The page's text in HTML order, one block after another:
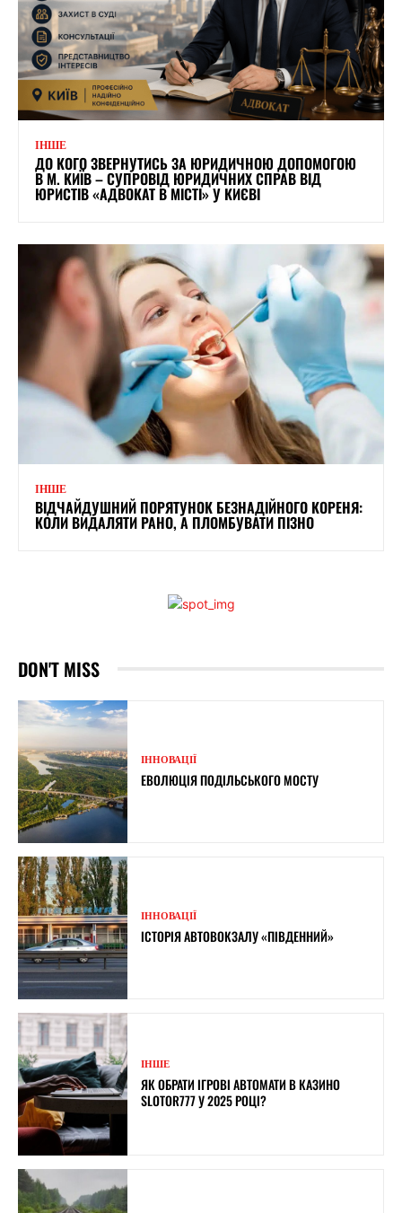
ІНШЕ
ДО КОГО ЗВЕРНУТИСЬ ЗА ЮРИДИЧНОЮ ДОПОМОГОЮ
В М. КИЇВ – СУПРОВІД ЮРИДИЧНИХ СПРАВ ВІД
ЮРИСТІВ «АДВОКАТ В МІСТІ» У КИЄВІ
ІНШЕ
ВІДЧАЙДУШНИЙ ПОРЯТУНОК БЕЗНАДІЙНОГО КОРЕНЯ:
КОЛИ ВИДАЛЯТИ РАНО, А ПЛОМБУВАТИ ПІЗНО
DON'T MISS
ІННОВАЦІЇ
ЕВОЛЮЦІЯ ПОДІЛЬСЬКОГО МОСТУ
ІННОВАЦІЇ
ІСТОРІЯ АВТОВОКЗАЛУ «ПІВДЕННИЙ»
ІНШЕ
ЯК ОБРАТИ ІГРОВІ АВТОМАТИ В КАЗИНО
SLOTOR777 У 2025 РОЦІ?